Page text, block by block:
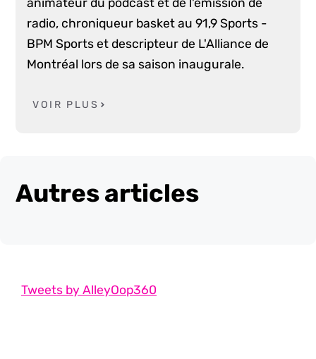
radio, chroniqueur basket au 91,9 Sports -
BPM Sports et descripteur de L'Alliance de
Montréal lors de sa saison inaugurale.
VOIR PLUS
Autres articles
Tweets by AlleyOop360